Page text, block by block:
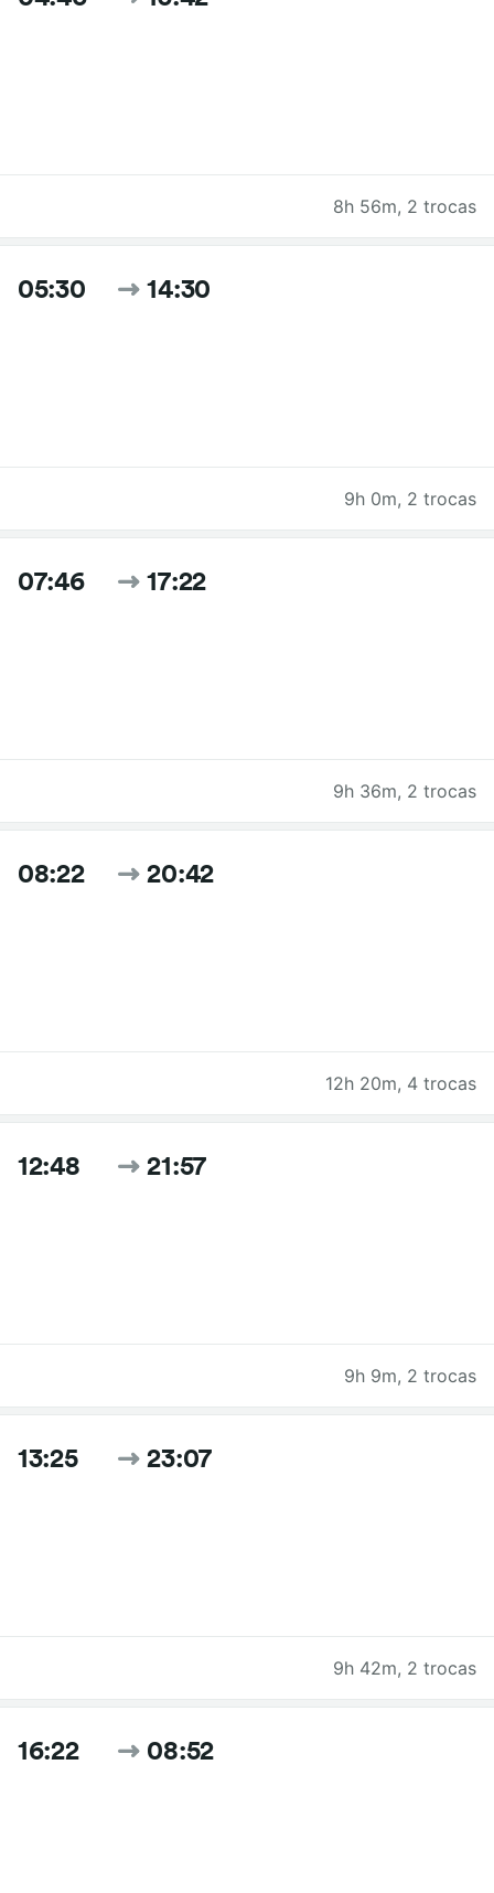
8h 56m, 2 trocas
05:30 14:30
9h 0m, 2 trocas
07:46 17:22
9h 36m, 2 trocas
08:22 20:42
12h 20m, 4 trocas
12:48 21:57
9h 9m, 2 trocas
13:25 23:07
9h 42m, 2 trocas
16:22 08:52